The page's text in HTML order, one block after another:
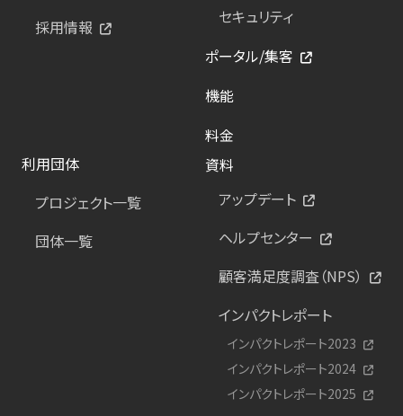
採用情報
セキュリティ
ポータル/集客
機能
料金
利用団体
プロジェクト一覧
団体一覧
資料
アップデート
ヘルプセンター
顧客満足度調査（NPS）
インパクトレポート
インパクトレポート2023
インパクトレポート2024
インパクトレポート2025